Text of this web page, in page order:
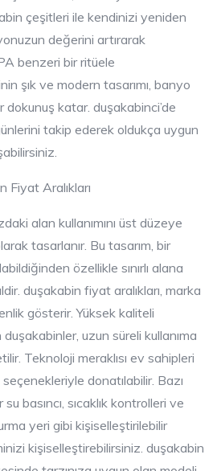
çeşitleri ile kendinizi yeniden
değerini artırarak
benzeri bir ritüele
şık ve modern tasarımı, banyo
katar. duşakabinci’de
takip ederek oldukça uygun
Aralıkları
alan kullanımını üst düzeye
tasarlanır. Bu tasarım, bir
özellikle sınırlı alana
duşakabin fiyat aralıkları, marka
gösterir. Yüksek kaliteli
uzun süreli kullanıma
Teknoloji meraklısı ev sahipleri
seçenekleriyle donatılabilir. Bazı
basıncı, sıcaklık kontrolleri ve
yeri gibi kişiselleştirilebilir
kişiselleştirebilirsiniz. duşakabin